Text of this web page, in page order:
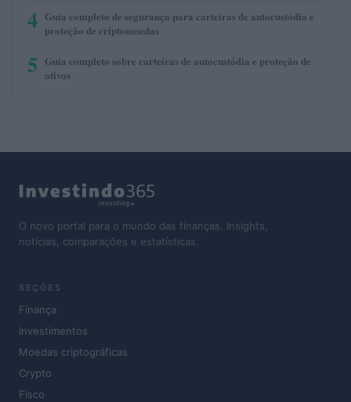
4 Guia completo de segurança para carteiras de autocustódia e
proteção de criptomoedas
5 Guia completo sobre carteiras de autocustódia e proteção de
ativos
O novo portal para o mundo das finanças. Insights,
notícias, comparações e estatísticas.
SEÇÕES
Finança
Investimentos
Moedas criptográficas
Crypto
Fisco